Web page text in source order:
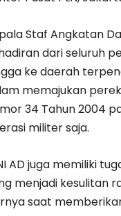
Staf Angkatan
dari seluruh
ke daerah
memajukan
34 Tahun 2004
militer saja.
AD juga memiliki
menjadi kesulitan
saat